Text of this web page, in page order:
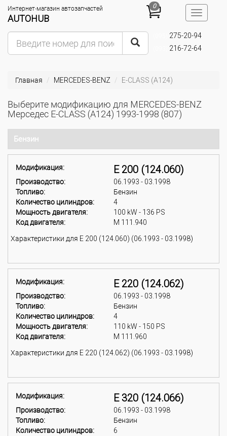
Toggle
0
Интернет-магазин автозапчастей
AUTOHUB
275-20-94
216-72-64
Главная MERCEDES-BENZ E-CLASS (A124)
Выберите модификацию для MERCEDES-BENZ
Мерседес E-CLASS (A124) 1993-1998 (807)
Бензин
Модификация: E 200 (124.060)
Производство:
06.1993 - 03.1998
Топливо:
Бензин
Количество цилиндров:
4
Мощность двигателя:
100 kW - 136 PS
Код двигателя:
M 111.940
Характеристики для E 200 (124.060) (06.1993 - 03.1998)
Модификация: E 220 (124.062)
Производство:
06.1993 - 03.1998
Топливо:
Бензин
Количество цилиндров:
4
Мощность двигателя:
110 kW - 150 PS
Код двигателя:
M 111.960
Характеристики для E 220 (124.062) (06.1993 - 03.1998)
Модификация: E 320 (124.066)
Производство:
06.1993 - 03.1998
Топливо:
Бензин
Количество цилиндров:
6